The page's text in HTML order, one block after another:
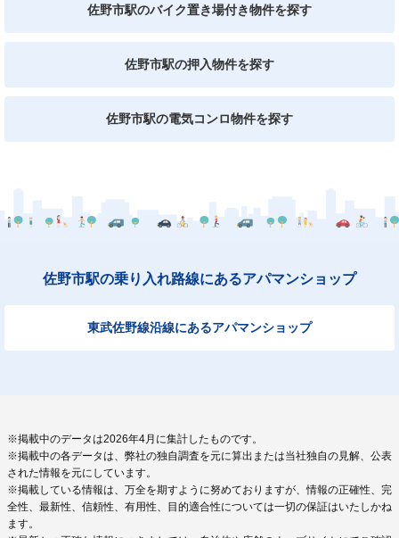
佐野市駅のバイク置き場付き物件を探す
佐野市駅の押入物件を探す
佐野市駅の電気コンロ物件を探す
佐野市駅の乗り入れ路線にあるアパマンショップ
東武佐野線沿線にあるアパマンショップ
※掲載中のデータは2026年4月に集計したものです。
※掲載中の各データは、弊社の独自調査を元に算出または当社独自の見解、公表
された情報を元にしています。
※掲載している情報は、万全を期すように努めておりますが、情報の正確性、完
全性、最新性、信頼性、有用性、目的適合性については一切の保証はいたしかね
ます。